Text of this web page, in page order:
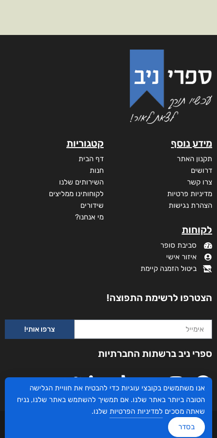
מידע נוסף
תקנון האתר
דרושים
צרו קשר
מדיניות פרטיות
הצהרת נגישות
לקוחות
סביבת סופר
איזור אישי
ביטול הזמנה קיימת
קטגוריות
דף הבית
חנות
השירותים שלנו
לקוחותינו ממליצים
שידורים
מי אנחנו?
הצטרפו לרשימת התפוצה!
צרפו אותי!
ספרי ניב ברשתות החברתיות
עיצוב ובניית האתר: ספרי ניב © כל הזכויות שמורות. בוקסאי טכנולוגיות בע"מ שד אבא
אנו משתמשים בקובצי עוגיות כדי להבטיח את חוויית הגלישה
הטובה ביותר באתר שלנו. אם תמשיך להשתמש באתר שלנו, נניח
שאתה מסכים למדיניות הפרטיות שלנו.
בסדר